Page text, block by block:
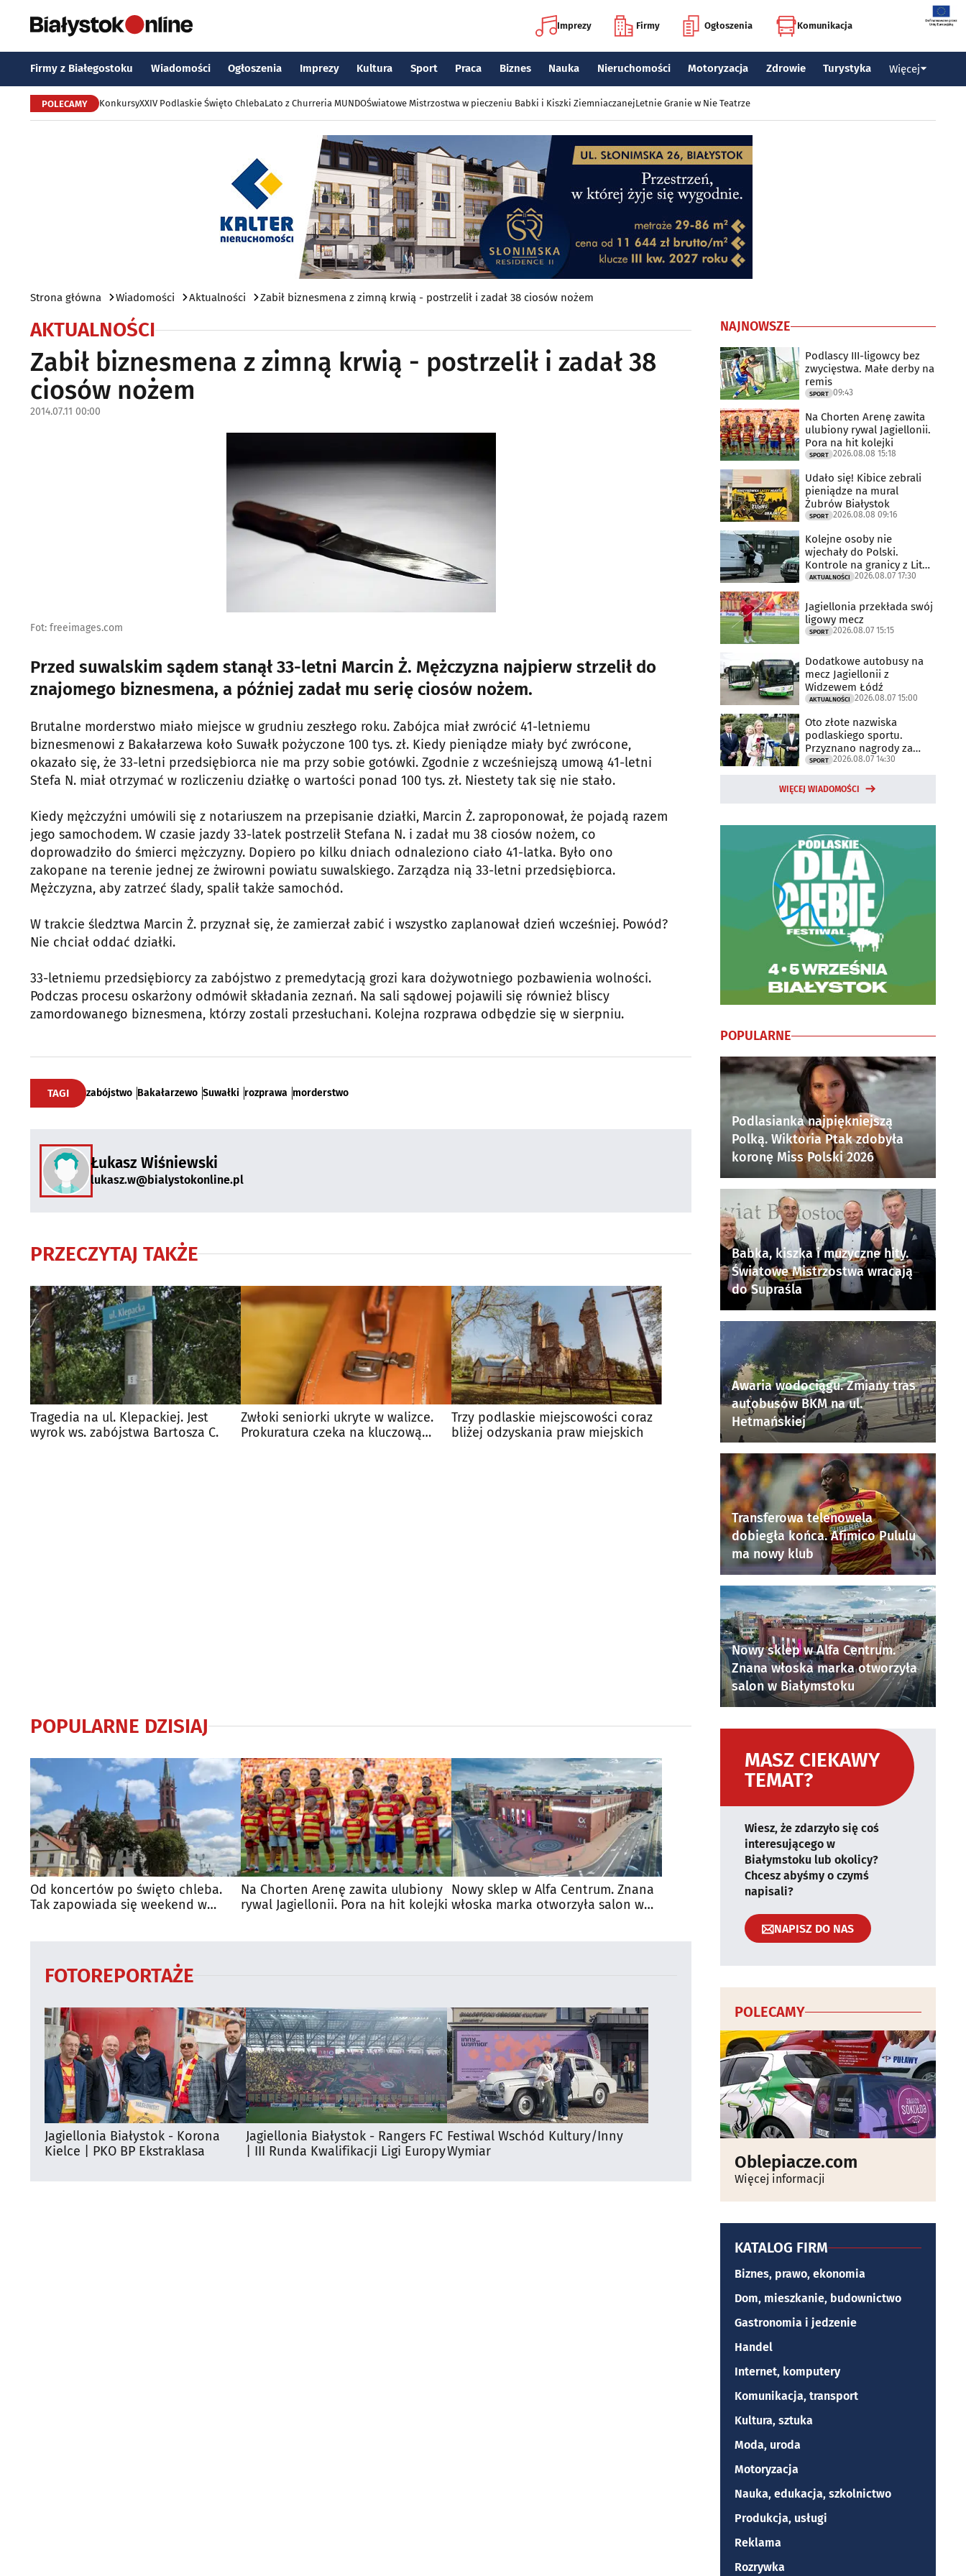
Imprezy Firmy Ogłoszenia Komunikacja
Firmy z Białegostoku Wiadomości Ogłoszenia Imprezy Kultura Sport Praca Biznes Nauka Nieruchomości Motoryzacja Zdrowie Turystyka Więcej
POLECAMY KonkursyXXIV Podlaskie Święto ChlebaLato z Churreria MUNDOŚwiatowe Mistrzostwa w pieczeniu Babki i Kiszki ZiemniaczanejLetnie Granie w Nie Teatrze
Strona główna Wiadomości Aktualności Zabił biznesmena z zimną krwią - postrzelił i zadał 38 ciosów nożem
AKTUALNOŚCI
Zabił biznesmena z zimną krwią - postrzelił i zadał 38
ciosów nożem
2014.07.11 00:00
Fot: freeimages.com
Przed suwalskim sądem stanął 33-letni Marcin Ż. Mężczyzna najpierw strzelił do
znajomego biznesmena, a później zadał mu serię ciosów nożem.
Brutalne morderstwo miało miejsce w grudniu zeszłego roku. Zabójca miał zwrócić 41-letniemu
biznesmenowi z Bakałarzewa koło Suwałk pożyczone 100 tys. zł. Kiedy pieniądze miały być zwrócone,
okazało się, że 33-letni przedsiębiorca nie ma przy sobie gotówki. Zgodnie z wcześniejszą umową 41-letni
Stefa N. miał otrzymać w rozliczeniu działkę o wartości ponad 100 tys. zł. Niestety tak się nie stało.
Kiedy mężczyźni umówili się z notariuszem na przepisanie działki, Marcin Ż. zaproponował, że pojadą razem
jego samochodem. W czasie jazdy 33-latek postrzelił Stefana N. i zadał mu 38 ciosów nożem, co
doprowadziło do śmierci mężczyzny. Dopiero po kilku dniach odnaleziono ciało 41-latka. Było ono
zakopane na terenie jednej ze żwirowni powiatu suwalskiego. Zarządza nią 33-letni przedsiębiorca.
Mężczyzna, aby zatrzeć ślady, spalił także samochód.
W trakcie śledztwa Marcin Ż. przyznał się, że zamierzał zabić i wszystko zaplanował dzień wcześniej. Powód?
Nie chciał oddać działki.
33-letniemu przedsiębiorcy za zabójstwo z premedytacją grozi kara dożywotniego pozbawienia wolności.
Podczas procesu oskarżony odmówił składania zeznań. Na sali sądowej pojawili się również bliscy
zamordowanego biznesmena, którzy zostali przesłuchani. Kolejna rozprawa odbędzie się w sierpniu.
TAGI zabójstwo Bakałarzewo Suwałki rozprawa morderstwo
Łukasz Wiśniewski
lukasz.w@bialystokonline.pl
PRZECZYTAJ TAKŻE
Tragedia na ul. Klepackiej. Jest
wyrok ws. zabójstwa Bartosza C.
Zwłoki seniorki ukryte w walizce.
Prokuratura czeka na kluczową
Trzy podlaskie miejscowości coraz
bliżej odzyskania praw miejskich
POPULARNE DZISIAJ
Od koncertów po święto chleba.
Tak zapowiada się weekend w
Na Chorten Arenę zawita ulubiony
rywal Jagiellonii. Pora na hit kolejki
Nowy sklep w Alfa Centrum. Znana
włoska marka otworzyła salon w
FOTOREPORTAŻE
Jagiellonia Białystok - Korona
Kielce | PKO BP Ekstraklasa
Jagiellonia Białystok - Rangers FC
| III Runda Kwalifikacji Ligi Europy
Festiwal Wschód Kultury/Inny
Wymiar
NAJNOWSZE
Podlascy III-ligowcy bez
zwycięstwa. Małe derby na
remis
SPORT 09:43
Na Chorten Arenę zawita
ulubiony rywal Jagiellonii.
Pora na hit kolejki
SPORT 2026.08.08 15:18
Udało się! Kibice zebrali
pieniądze na mural
Żubrów Białystok
SPORT 2026.08.08 09:16
Kolejne osoby nie
wjechały do Polski.
Kontrole na granicy z Litwą
trwają
AKTUALNOŚCI 2026.08.07 17:30
Jagiellonia przekłada swój
ligowy mecz
SPORT 2026.08.07 15:15
Dodatkowe autobusy na
mecz Jagiellonii z
Widzewem Łódź
AKTUALNOŚCI 2026.08.07 15:00
Oto złote nazwiska
podlaskiego sportu.
Przyznano nagrody za
2025 rok
SPORT 2026.08.07 14:30
WIĘCEJ WIADOMOŚCI
POPULARNE
Podlasianka najpiękniejszą
Polką. Wiktoria Ptak zdobyła
koronę Miss Polski 2026
Babka, kiszka i muzyczne hity.
Światowe Mistrzostwa wracają
do Supraśla
Awaria wodociągu. Zmiany tras
autobusów BKM na ul.
Hetmańskiej
Transferowa telenowela
dobiegła końca. Afimico Pululu
ma nowy klub
Nowy sklep w Alfa Centrum.
Znana włoska marka otworzyła
salon w Białymstoku
MASZ CIEKAWY
TEMAT?
Wiesz, że zdarzyło się coś
interesującego w
Białymstoku lub okolicy?
Chcesz abyśmy o czymś
napisali?
NAPISZ DO NAS
POLECAMY
Oblepiacze.com
Więcej informacji
KATALOG FIRM
Biznes, prawo, ekonomia
Dom, mieszkanie, budownictwo
Gastronomia i jedzenie
Handel
Internet, komputery
Komunikacja, transport
Kultura, sztuka
Moda, uroda
Motoryzacja
Nauka, edukacja, szkolnictwo
Produkcja, usługi
Reklama
Rozrywka